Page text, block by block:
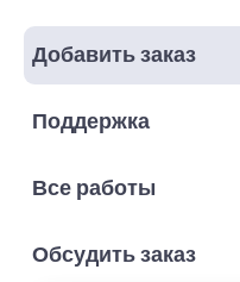
Добавить заказ
Поддержка
Все работы
Обсудить заказ